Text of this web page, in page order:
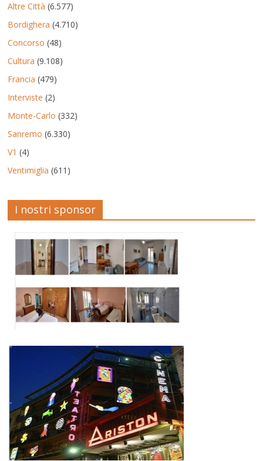
Altre Città (6.577)
Bordighera (4.710)
Concorso (48)
Cultura (9.108)
Francia (479)
Interviste (2)
Monte-Carlo (332)
Sanremo (6.330)
V1 (4)
Ventimiglia (611)
I nostri sponsor